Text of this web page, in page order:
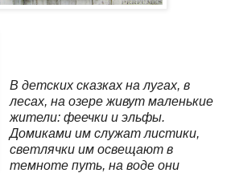
В детских сказках на лугах, в
лесах, на озере живут маленькие
жители: феечки и эльфы.
Домиками им служат листики,
светлячки им освещают в
темноте путь, на воде они